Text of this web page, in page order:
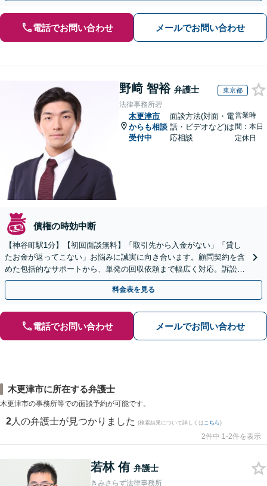
電話でお問い合わせ メールでお問い合わせ
野﨑 智裕 弁護士 東京都
法律事務所碧
木更津市
からも相談
受付中
面談方法(対面・電
話・ビデオなど)は
応相談
営業時
間：本日
定休日
債権の時効中断
【神谷町駅1分】【初回面談無料】「取引先から入金がない」「貸し
たお金が返ってこない」お悩みに誠実に向き合います。顧問契約を含
めた包括的なサポートから、単発の回収依頼まで幅広く対応。訴訟や
交渉で、権利を守るために尽力【夜間相談可】
料金表を見る
電話でお問い合わせ メールでお問い合わせ
木更津市に所在する弁護士
木更津市の事務所等での面談予約が可能です。
2 人の弁護士が見つかりました (検索結果について詳しくは こちら)
2件中 1-2件を表示
若林 侑 弁護士
きみさらず法律事務所